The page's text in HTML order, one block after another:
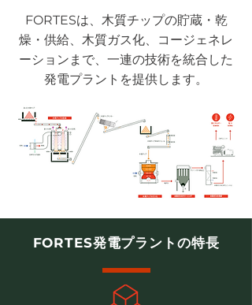
FORTESは、木質チップの貯蔵・乾
燥・供給、木質ガス化、コージェネレ
ーションまで、一連の技術を統合した
発電プラントを提供します。
FORTES発電プラントの特長